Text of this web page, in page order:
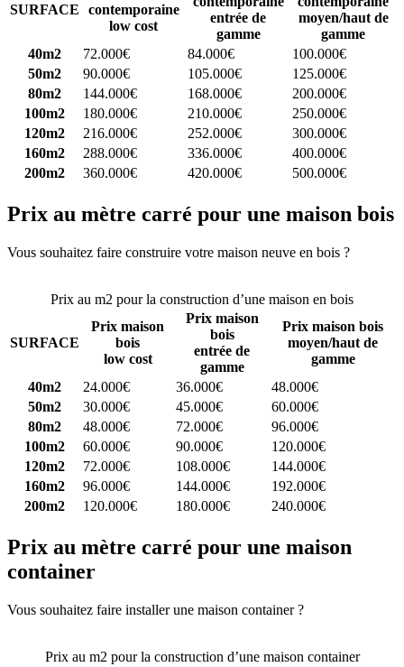
SURFACE
contemporaine
low cost
entrée de
gamme
moyen/haut de
gamme
40m2
72.000€ 84.000€
100.000€
50m2
90.000€ 105.000€
125.000€
80m2
144.000€ 168.000€
200.000€
100m2
180.000€ 210.000€
250.000€
120m2
216.000€ 252.000€
300.000€
160m2
288.000€ 336.000€
400.000€
200m2
360.000€ 420.000€ 500.000€
Prix au mètre carré pour une maison bois
Vous souhaitez faire construire votre maison neuve en bois ?
Prix au m2 pour la construction d’une maison en bois
SURFACE
Prix maison
bois
low cost
Prix maison
bois
entrée de
gamme
Prix maison bois
moyen/haut de
gamme
40m2
24.000€ 36.000€
48.000€
50m2
30.000€ 45.000€
60.000€
80m2
48.000€ 72.000€
96.000€
100m2
60.000€ 90.000€
120.000€
120m2
72.000€ 108.000€
144.000€
160m2
96.000€ 144.000€
192.000€
200m2
120.000€ 180.000€ 240.000€
Prix au mètre carré pour une maison
container
Vous souhaitez faire installer une maison container ?
Prix au m2 pour la construction d’une maison container